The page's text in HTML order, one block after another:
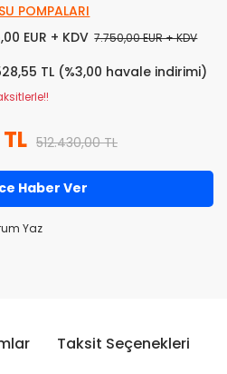
POMPALARI
EUR + KDV 7.750,00 EUR + KDV
TL (%3,00 havale indirimi)
512.430,00 TL
Haber Ver
Yaz
Taksit Seçenekleri